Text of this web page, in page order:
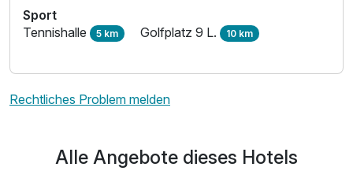
Sport
Tennishalle 5 km Golfplatz 9 L. 10 km
Rechtliches Problem melden
Alle Angebote dieses Hotels